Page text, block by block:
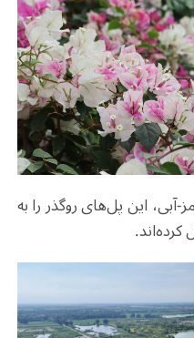
این پل‌های روگذر را به
کرده‌اند.